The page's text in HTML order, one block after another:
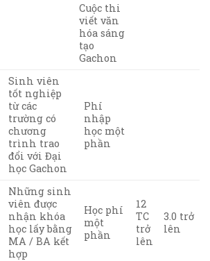
Cuộc thi
viết văn
hóa sáng
tạo
Gachon
Sinh viên
tốt nghiệp
từ các
trường có
chương
trình trao
đổi với Đại
học Gachon
Phí
nhập
học một
phần
Những sinh
viên được
nhận khóa
học lấy bằng
MA / BA kết
hợp
Học phí
một
phần
12
TC
trở
lên
3.0 trở
lên